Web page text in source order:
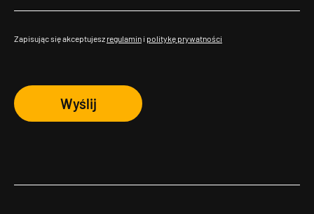
Zapisując się akceptujesz regulamin i politykę prywatności
Wyślij